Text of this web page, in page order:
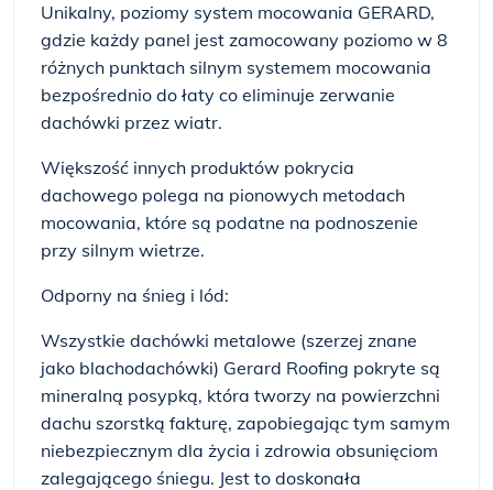
Unikalny, poziomy system mocowania GERARD,
gdzie każdy panel jest zamocowany poziomo w 8
różnych punktach silnym systemem mocowania
bezpośrednio do łaty co eliminuje zerwanie
dachówki przez wiatr.
Większość innych produktów pokrycia
dachowego polega na pionowych metodach
mocowania, które są podatne na podnoszenie
przy silnym wietrze.
Odporny na śnieg i lód:
Wszystkie dachówki metalowe (szerzej znane
jako blachodachówki) Gerard Roofing pokryte są
mineralną posypką, która tworzy na powierzchni
dachu szorstką fakturę, zapobiegając tym samym
niebezpiecznym dla życia i zdrowia obsunięciom
zalegającego śniegu. Jest to doskonała